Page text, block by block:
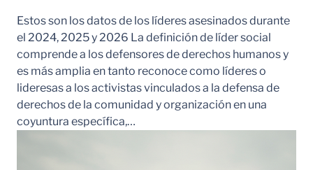
Estos son los datos de los líderes asesinados durante
el 2024, 2025 y 2026 La definición de líder social
comprende a los defensores de derechos humanos y
es más amplia en tanto reconoce como líderes o
lideresas a los activistas vinculados a la defensa de
derechos de la comunidad y organización en una
coyuntura específica,…